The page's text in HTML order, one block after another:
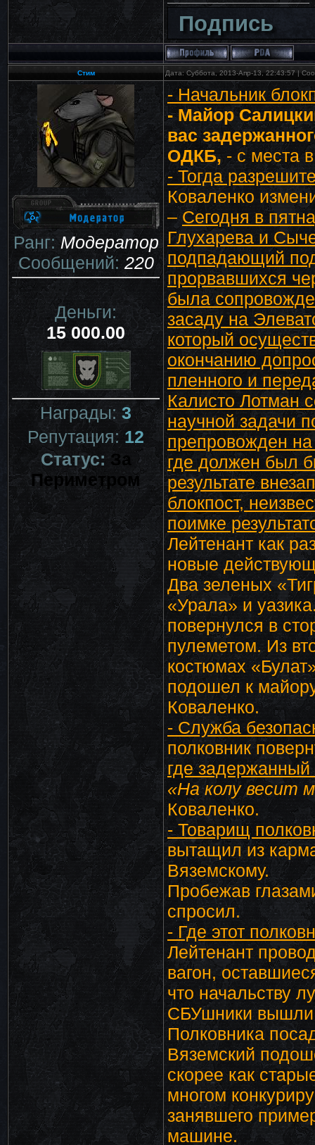
Подпись
Стим Дата: Суббота, 2013-Апр-13, 22:43:57 |
Ранг:Модератор
Сообщений:220
Деньги:
15 000.00
Награды:3
Репутация: 12
Статус:За
Периметром
- Начальник
- Майор
вас
ОДКБ, - с места
- Тогда
Коваленко
–Сегодня в
Глухарева и
подпадающий
прорвавшихся
была
засаду на
который
окончанию
пленного и
Калисто Лотман
научной задачи
препровожден на
где должен был
результате
блокпост,
поимке
Лейтенант как
новые
Два зеленых
«Урала» и
повернулся в
пулеметом. Из
костюмах
подошел к
Коваленко.
- Служба
полковник
где
«На колу весит
Коваленко.
- Товарищ
вытащил из
Вяземскому.
Пробежав
спросил.
- Где этот
Лейтенант
вагон,
что начальству
СБУшники вышли
Полковника
Вяземский
скорее как
многом
занявшего
машине.